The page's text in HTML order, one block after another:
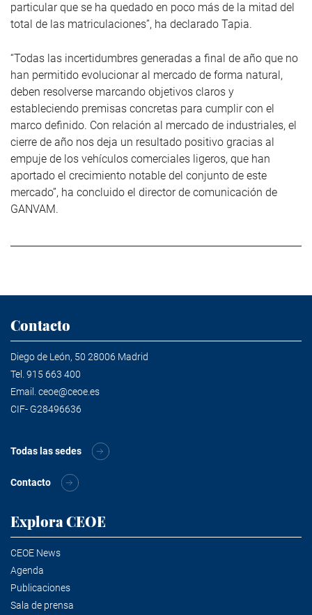
particular que se ha quedado en poco más de la mitad del
total de las matriculaciones”, ha declarado Tapia.
“Todas las incertidumbres generadas a final de año que no
han permitido evolucionar al mercado de forma natural,
deben resolverse marcando objetivos claros y
estableciendo premisas concretas para cumplir con el
marco definido. Con relación al mercado de industriales, el
cierre de año nos deja un resultado positivo gracias al
empuje de los vehículos comerciales ligeros, que han
aportado el crecimiento notable del conjunto de este
mercado”, ha concluido el director de comunicación de
GANVAM.
Contacto
Diego de León, 50 28006 Madrid
Tel. 915 663 400
Email. ceoe@ceoe.es
CIF- G28496636
Todas las sedes
Contacto
Explora CEOE
CEOE News
Agenda
Publicaciones
Sala de prensa